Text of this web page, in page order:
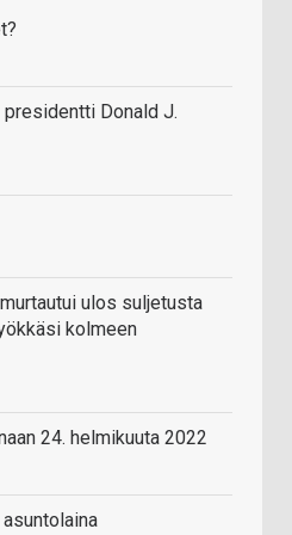
presidentti Donald J.
ulos suljetusta
kolmeen
24. helmikuuta 2022